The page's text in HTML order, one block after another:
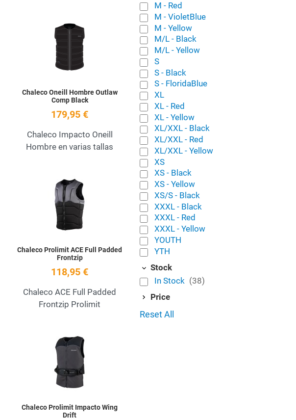
Add to Wishlist
Quick View
Chaleco Oneill Hombre Outlaw
Comp Black
179,95 €
Chaleco Impacto Oneill
Hombre en varias tallas
Add to Wishlist Add to Wishlist
Quick View
Chaleco Prolimit ACE Full Padded
Frontzip
118,95 €
Chaleco ACE Full Padded
Frontzip Prolimit
Add to Wishlist
Chaleco Prolimit Impacto Wing
Drift
M - Red
M - VioletBlue
M - Yellow
M/L - Black
M/L - Yellow
S
S - Black
S - FloridaBlue
XL
XL - Red
XL - Yellow
XL/XXL - Black
XL/XXL - Red
XL/XXL - Yellow
XS
XS - Black
XS - Yellow
XS/S - Black
XXXL - Black
XXXL - Red
XXXL - Yellow
YOUTH
YTH
Stock
In Stock (38)
Price
Reset All